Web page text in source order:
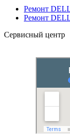
Ремонт
Ремонт
Сервисный центр